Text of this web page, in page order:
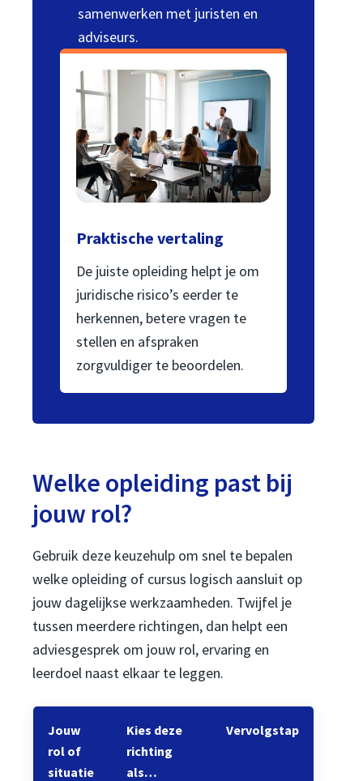
samenwerken met juristen en
adviseurs.
Praktische vertaling
De juiste opleiding helpt je om
juridische risico’s eerder te
herkennen, betere vragen te
stellen en afspraken
zorgvuldiger te beoordelen.
Welke opleiding past bij
jouw rol?
Gebruik deze keuzehulp om snel te bepalen
welke opleiding of cursus logisch aansluit op
jouw dagelijkse werkzaamheden. Twijfel je
tussen meerdere richtingen, dan helpt een
adviesgesprek om jouw rol, ervaring en
leerdoel naast elkaar te leggen.
Jouw
rol of
situatie
Kies deze
richting
als…
Vervolgstap